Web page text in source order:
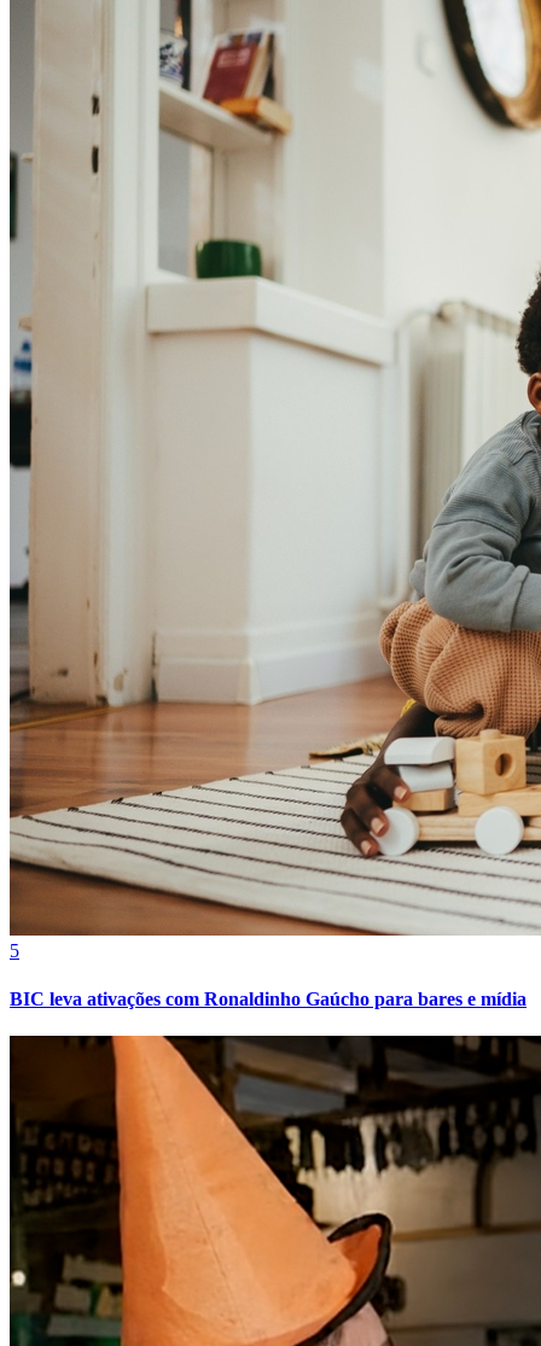
Fortaleza
5
BIC leva ativações com Ronaldinho Gaúcho para bares e mídia